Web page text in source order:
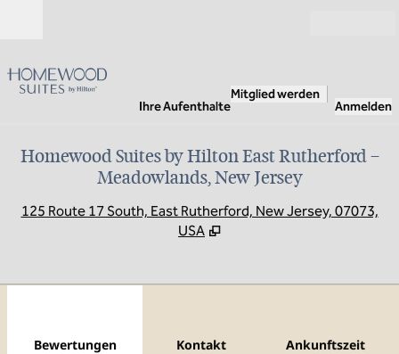
Ihre Aufenthalte
Mitglied werden
Anmelden
Homewood Suites by Hilton East Rutherford –
Meadowlands, New Jersey
125 Route 17 South, East Rutherford, New Jersey, 07073,
USA
Bewertungen Kontakt Ankunftszeit